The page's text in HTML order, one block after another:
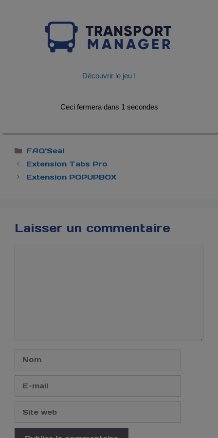
Catégories
FAQ'Seal
Extension Tabs Pro
Extension POPUPBOX
Laisser un commentaire
mail
web
Découvrir le jeu !
Ceci fermera dans 1 secondes